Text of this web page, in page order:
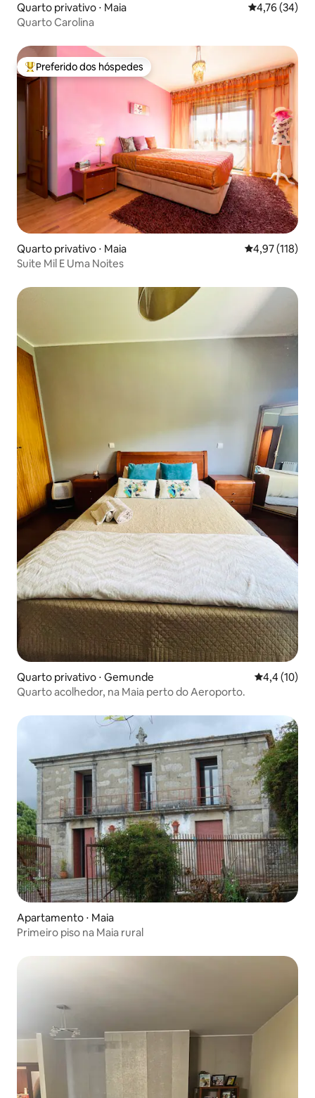
Quarto privativo ⋅ Maia 4,76 de uma
4,76 (34)
Quarto Carolina
Entre os melhores preferidos dos hóspedes
Preferido dos hóspedes
Quarto privativo ⋅ Maia 4,97 de uma
4,97 (118)
Suite Mil E Uma Noites
Quarto privativo ⋅ Gemunde 4,4 de uma
4,4 (10)
Quarto acolhedor, na Maia perto do Aeroporto.
Apartamento ⋅ Maia
Primeiro piso na Maia rural